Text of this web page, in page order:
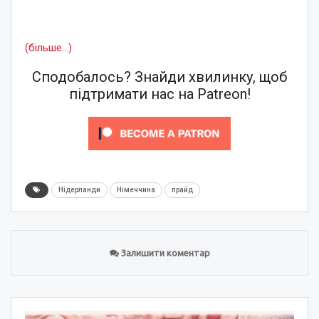
(більше…)
Сподобалось? Знайди хвилинку, щоб
підтримати нас на Patreon!
Нідерланди Німеччина прайд
Залишити коментар